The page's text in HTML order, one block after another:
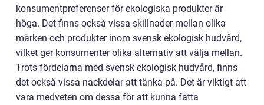
konsumentpreferenser för ekologiska produkter är
höga. Det finns också vissa skillnader mellan olika
märken och produkter inom svensk ekologisk hudvård,
vilket ger konsumenter olika alternativ att välja mellan.
Trots fördelarna med svensk ekologisk hudvård, finns
det också vissa nackdelar att tänka på. Det är viktigt att
vara medveten om dessa för att kunna fatta